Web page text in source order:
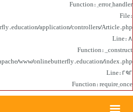
Function: _error_handler
File:
application/controllers/Article.php
Line: 8
Function: __construct
www/onlinebutterfly.education/index.php
Line: 292
Function: require_once